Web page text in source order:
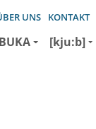
UNS KONTAKT
[kju:b]